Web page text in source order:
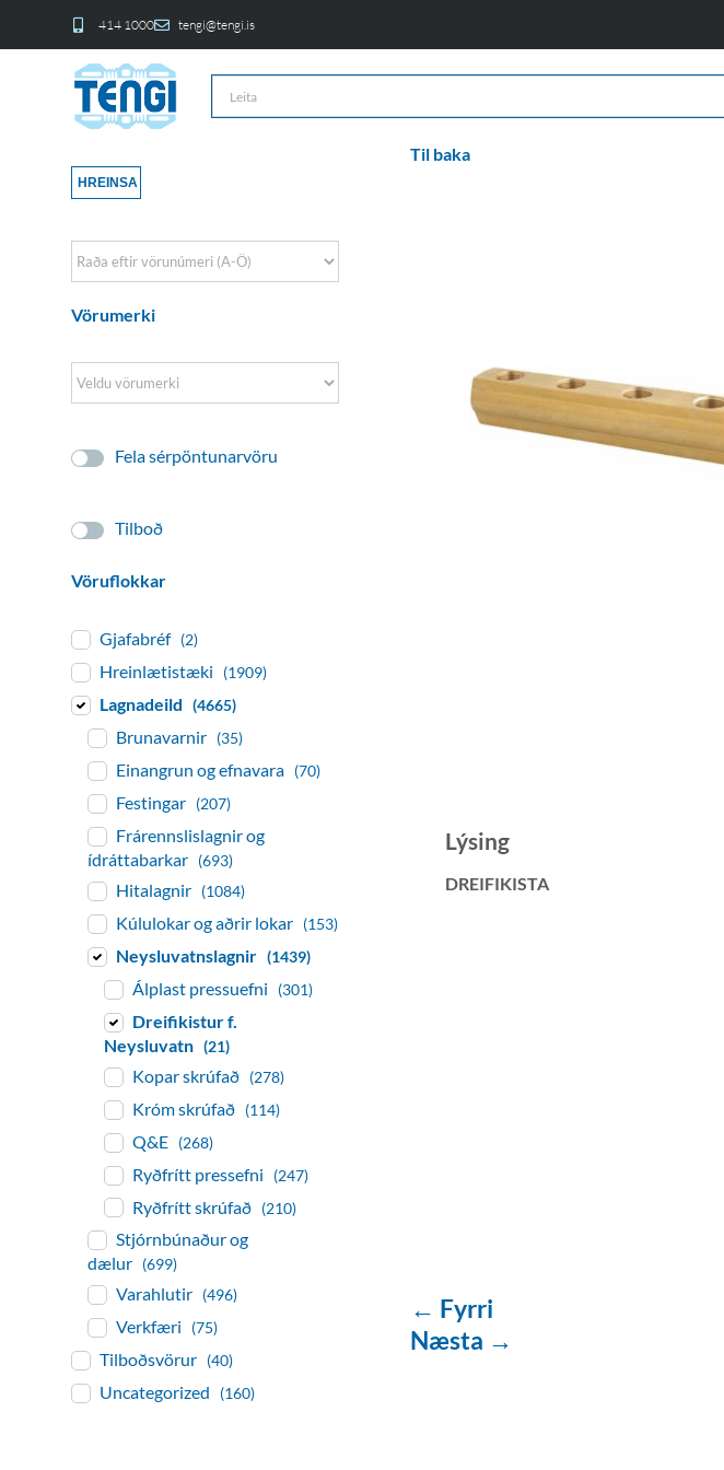
414 1000 tengi@tengi.is
Til baka
Lýsing
DREIFIKISTA
← Fyrri
Næsta →
HREINSA
Sort Products
Vörumerki
Fela sérpöntunarvöru
Tilboð
Vöruflokkar
Gjafabréf (2)
Hreinlætistæki (1909)
Lagnadeild (4665)
Brunavarnir (35)
Einangrun og efnavara (70)
Festingar (207)
Frárennslislagnir og
ídráttabarkar (693)
Hitalagnir (1084)
Kúlulokar og aðrir lokar (153)
Neysluvatnslagnir (1439)
Álplast pressuefni (301)
Dreifikistur f.
Neysluvatn (21)
Kopar skrúfað (278)
Króm skrúfað (114)
Q&E (268)
Ryðfrítt pressefni (247)
Ryðfrítt skrúfað (210)
Stjórnbúnaður og
dælur (699)
Varahlutir (496)
Verkfæri (75)
Tilboðsvörur (40)
Uncategorized (160)